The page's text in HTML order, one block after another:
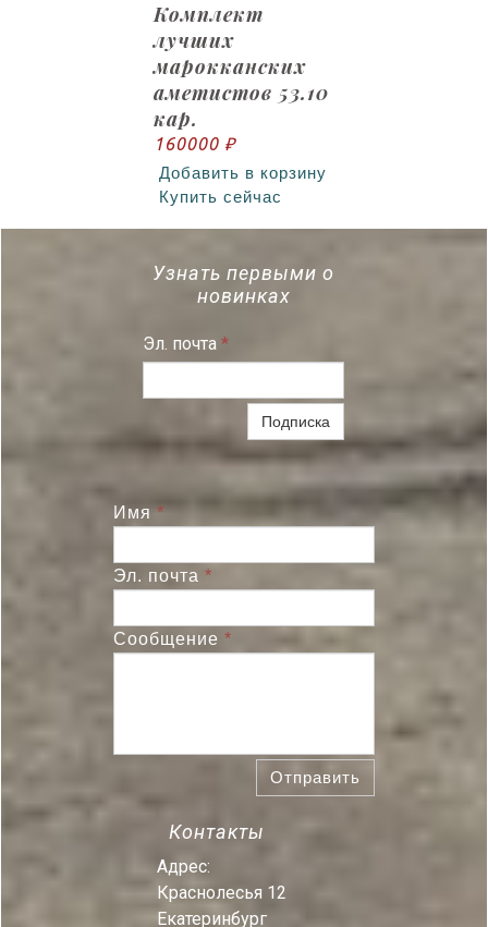
Комплект
лучших
марокканских
аметистов 53.10
кар.
160000 ₽
Добавить в корзину
Купить сейчас
Узнать первыми о
новинках
Эл. почта *
Подписка
Имя *
Эл. почта *
Сообщение *
Отправить
Контакты
Адрес:
Краснолесья 12
Екатеринбург